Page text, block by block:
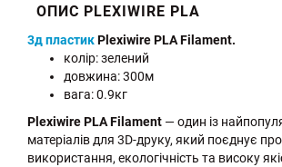
ОПИС PLEXIWIRE PLA
3д пластикPlexiwire PLA Filament.
колір: зелений
довжина: 300м
вага: 0.9кг
Plexiwire PLA Filament — один із
матеріалів для 3D-друку, який поєднує
використання, екологічність та високу